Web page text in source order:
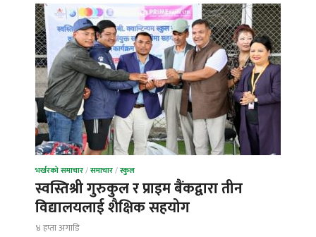
भर्खरको समाचार/समाचार/स्कुल
स्वस्तिश्री गुरुकुल र प्राइम बैंकद्वारा तीन
विद्यालयलाई शैक्षिक सहयोग
४ हप्ता अगाडि